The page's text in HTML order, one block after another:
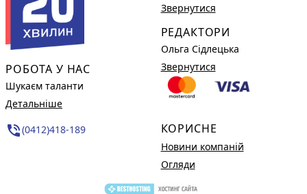
РОБОТА У НАС
Шукаєм таланти
Детальніше
phone_in_talk(0412)418-189
Звернутися
РЕДАКТОРИ
Ольга Сідлецька
Звернутися
КОРИСНЕ
Новини компаній
Огляди